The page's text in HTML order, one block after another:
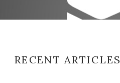
RECENT ARTICLES